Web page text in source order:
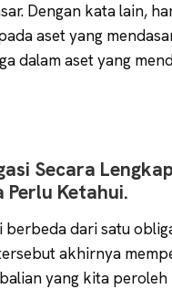
Dengan kata lain,
aset yang
dalam aset yang
Secara
Perlu Ketahui.
berbeda dari satu
akhirnya
yang kita